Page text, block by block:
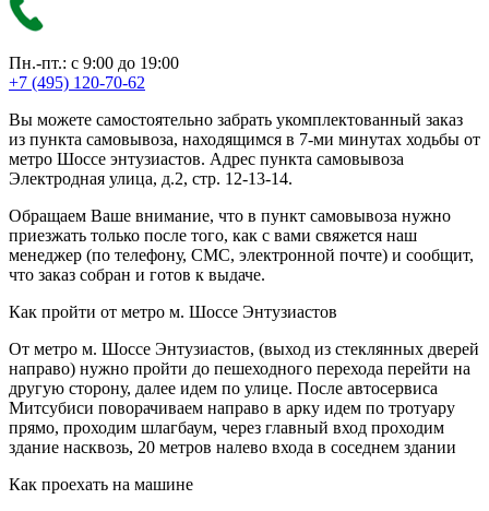
Пн.-пт.: с 9:00 до 19:00
+7 (495) 120-70-62
Вы можете самостоятельно забрать укомплектованный заказ
из пункта самовывоза, находящимся в 7-ми минутах ходьбы от
метро Шоссе энтузиастов. Адрес пункта самовывоза
Электродная улица, д.2, стр. 12-13-14.
Обращаем Ваше внимание, что в пункт самовывоза нужно
приезжать только после того, как с вами свяжется наш
менеджер (по телефону, СМС, электронной почте) и сообщит,
что заказ собран и готов к выдаче.
Как пройти от метро м. Шоссе Энтузиастов
От метро м. Шоссе Энтузиастов, (выход из стеклянных дверей
направо) нужно пройти до пешеходного перехода перейти на
другую сторону, далее идем по улице. После автосервиса
Митсубиси поворачиваем направо в арку идем по тротуару
прямо, проходим шлагбаум, через главный вход проходим
здание насквозь, 20 метров налево входа в соседнем здании
Как проехать на машине